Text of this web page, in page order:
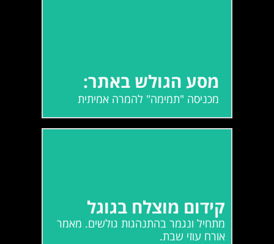
מסע הגולש באתר:
מכניסה "תמימה" להמרה אמיתית
קרא עוד
קידום מוצלח בגוגל
מתחיל ונגמר בהתנהגות גולשים. מאמר
אורח עוזי שבת.
אורח עוזי שבת.
קרא עוד